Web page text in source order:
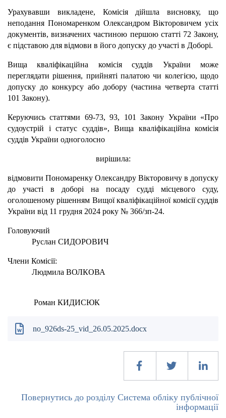
Урахувавши викладене, Комісія дійшла висновку, що
неподання Пономаренком Олександром Вікторовичем усіх
документів, визначених частиною першою статті 72 Закону,
є підставою для відмови в його допуску до участі в Доборі.
Вища кваліфікаційна комісія суддів України може
переглядати рішення, прийняті палатою чи колегією, щодо
допуску до конкурсу або добору (частина четверта статті
101 Закону).
Керуючись статтями 69-73, 93, 101 Закону України «Про
судоустрій і статус суддів», Вища кваліфікаційна комісія
суддів України одноголосно
вирішила:
відмовити Пономаренку Олександру Вікторовичу в допуску
до участі в доборі на посаду судді місцевого суду,
оголошеному рішенням Вищої кваліфікаційної комісії суддів
України від 11 грудня 2024 року № 366/зп-24.
Головуючий
Руслан СИДОРОВИЧ
Члени Комісії:
Людмила ВОЛКОВА
Роман КИДИСЮК
no_926ds-25_vid_26.05.2025.docx
Повернутись до розділу Система обліку публічної
інформації